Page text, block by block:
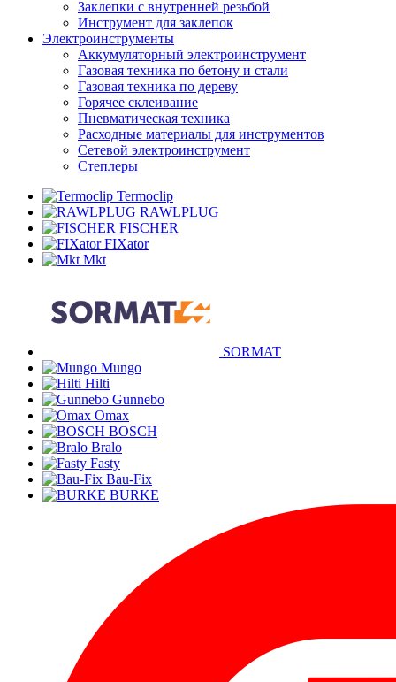
Заклепки с внутренней резьбой
Инструмент для заклепок
Электроинструменты
Аккумуляторный электроинструмент
Газовая техника по бетону и стали
Газовая техника по дереву
Горячее склеивание
Пневматическая техника
Расходные материалы для инструментов
Сетевой электроинструмент
Степлеры
Termoclip
RAWLPLUG
FISCHER
FIXator
Mkt
SORMAT
Mungo
Hilti
Gunnebo
Omax
BOSCH
Bralo
Fasty
Bau-Fix
BURKE